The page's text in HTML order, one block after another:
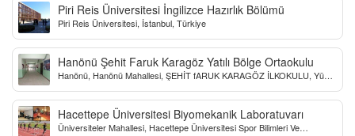
Piri Reis Üniversitesi İngilizce Hazırlık Bölümü
Piri Reis Üniversitesi, İstanbul, Türkiye
Hanönü Şehit Faruk Karagöz Yatılı Bölge Ortaokulu
Hanönü, Hanönü Mahallesi, ŞEHİT fARUK KARAGÖZ İLKOKULU, Yücel
Hacettepe Üniversitesi Biyomekanik Laboratuvarı
Üniversiteler Mahallesi, Hacettepe Üniversitesi Spor Bilimleri Ve